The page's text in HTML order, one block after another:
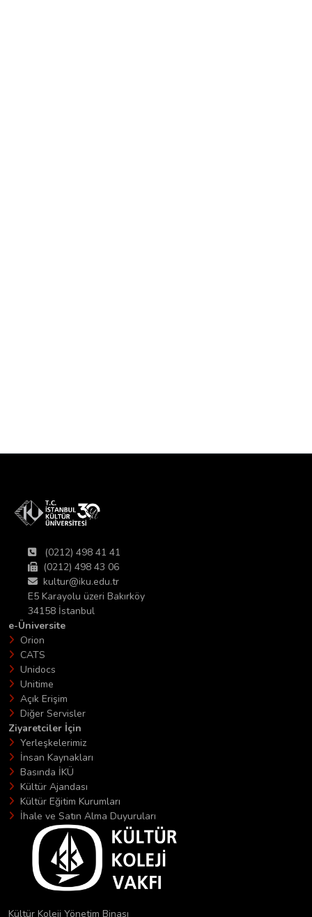
(0212) 498 41 41
(0212) 498 43 06
kultur@iku.edu.tr
E5 Karayolu üzeri Bakırköy
34158 İstanbul
e-Üniversite
Orion
CATS
Unidocs
Unitime
Açık Erişim
Diğer Servisler
Ziyaretciler İçin
Yerleşkelerimiz
İnsan Kaynakları
Basında İKÜ
Kültür Ajandası
Kültür Eğitim Kurumları
İhale ve Satın Alma Duyuruları
Kültür Koleji Yönetim Binası